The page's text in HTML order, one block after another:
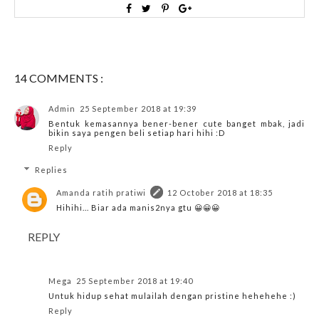
14 COMMENTS :
Admin
25 September 2018 at 19:39
Bentuk kemasannya bener-bener cute banget mbak, jadi
bikin saya pengen beli setiap hari hihi :D
Reply
Replies
Amanda ratih pratiwi
12 October 2018 at 18:35
Hihihi... Biar ada manis2nya gtu 😀😀😀
REPLY
Mega
25 September 2018 at 19:40
Untuk hidup sehat mulailah dengan pristine hehehehe :)
Reply